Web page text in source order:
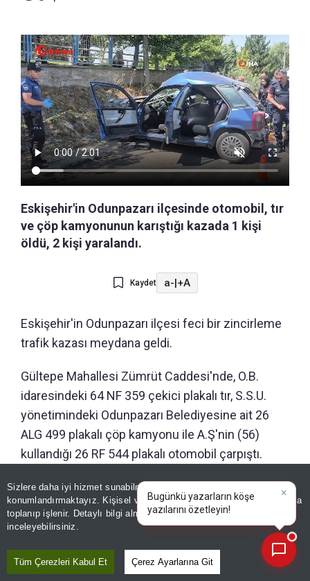
Sizlere daha iyi hizmet sunabilmek adına sitemizde
konumlandırmaktayız. Kişisel verileriniz, KVKK ve GDPR kapsamında
toplanıp işlenir. Detaylı bilgi almak içinAydınlatma Metnimizi
inceleyebilirsiniz.
Tüm Çerezleri Kabul Et Çerez Ayarlarına Git
Eskişehir'in Odunpazarı ilçesinde otomobil, tır
ve çöp kamyonunun karıştığı kazada 1 kişi
öldü, 2 kişi yaralandı.
Kaydet a-|+A
Eskişehir'in Odunpazarı ilçesi feci bir zincirleme
trafik kazası meydana geldi.
Gültepe Mahallesi Zümrüt Caddesi'nde, O.B.
idaresindeki 64 NF 359 çekici plakalı tır, S.S.U.
yönetimindeki Odunpazarı Belediyesine ait 26
ALG 499 plakalı çöp kamyonu ile A.Ş'nin (56)
kullandığı 26 RF 544 plakalı otomobil çarpıştı.
Bugünkü